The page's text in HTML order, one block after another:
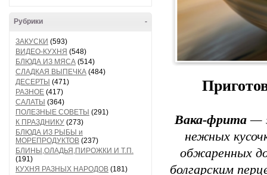
-
Рубрики
ЗАКУСКИ (593)
ВИДЕО-КУХНЯ (548)
БЛЮДА ИЗ МЯСА (514)
СЛАДКАЯ ВЫПЕЧКА (484)
ДЕСЕРТЫ (471)
РАЗНОЕ (417)
САЛАТЫ (364)
ПОЛЕЗНЫЕ СОВЕТЫ (291)
К ПРАЗДНИКУ (273)
БЛЮДА ИЗ РЫБЫ и
МОРЕПРОДУКТОВ (237)
БЛИНЫ,ОЛАДЬЯ,ПИРОЖКИ И Т.П.
(191)
КУХНЯ РАЗНЫХ НАРОДОВ (181)
Вака-фрита—
нежных
обжаренных
болгарским